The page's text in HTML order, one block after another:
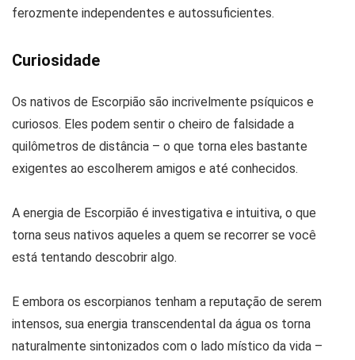
ferozmente independentes e autossuficientes.
Curiosidade
Os nativos de Escorpião são incrivelmente psíquicos e
curiosos. Eles podem sentir o cheiro de falsidade a
quilômetros de distância – o que torna eles bastante
exigentes ao escolherem amigos e até conhecidos.
A energia de Escorpião é investigativa e intuitiva, o que
torna seus nativos aqueles a quem se recorrer se você
está tentando descobrir algo.
E embora os escorpianos tenham a reputação de serem
intensos, sua energia transcendental da água os torna
naturalmente sintonizados com o lado místico da vida –